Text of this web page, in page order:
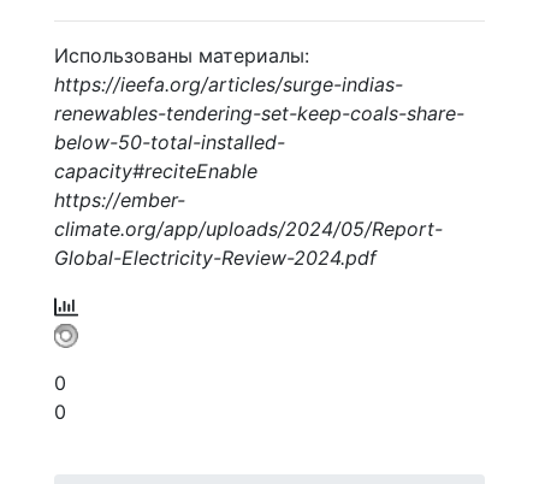
Использованы материалы:
https://ieefa.org/articles/surge-indias-
renewables-tendering-set-keep-coals-share-
below-50-total-installed-
capacity#reciteEnable
https://ember-
climate.org/app/uploads/2024/05/Report-
Global-Electricity-Review-2024.pdf
0
0